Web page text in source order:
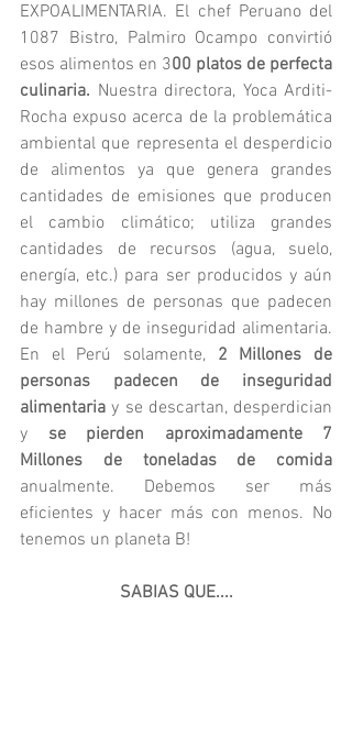
EXPOALIMENTARIA. El chef Peruano del
1087 Bistro, Palmiro Ocampo convirtió
esos alimentos en 300 platos de perfecta
culinaria. Nuestra directora, Yoca Arditi-
Rocha expuso acerca de la problemática
ambiental que representa el desperdicio
de alimentos ya que genera grandes
cantidades de emisiones que producen
el cambio climático; utiliza grandes
cantidades de recursos (agua, suelo,
energía, etc.) para ser producidos y aún
hay millones de personas que padecen
de hambre y de inseguridad alimentaria.
En el Perú solamente, 2 Millones de
personas padecen de inseguridad
alimentaria y se descartan, desperdician
y se pierden aproximadamente 7
Millones de toneladas de comida
anualmente. Debemos ser más
eficientes y hacer más con menos. No
tenemos un planeta B!
SABIAS QUE....